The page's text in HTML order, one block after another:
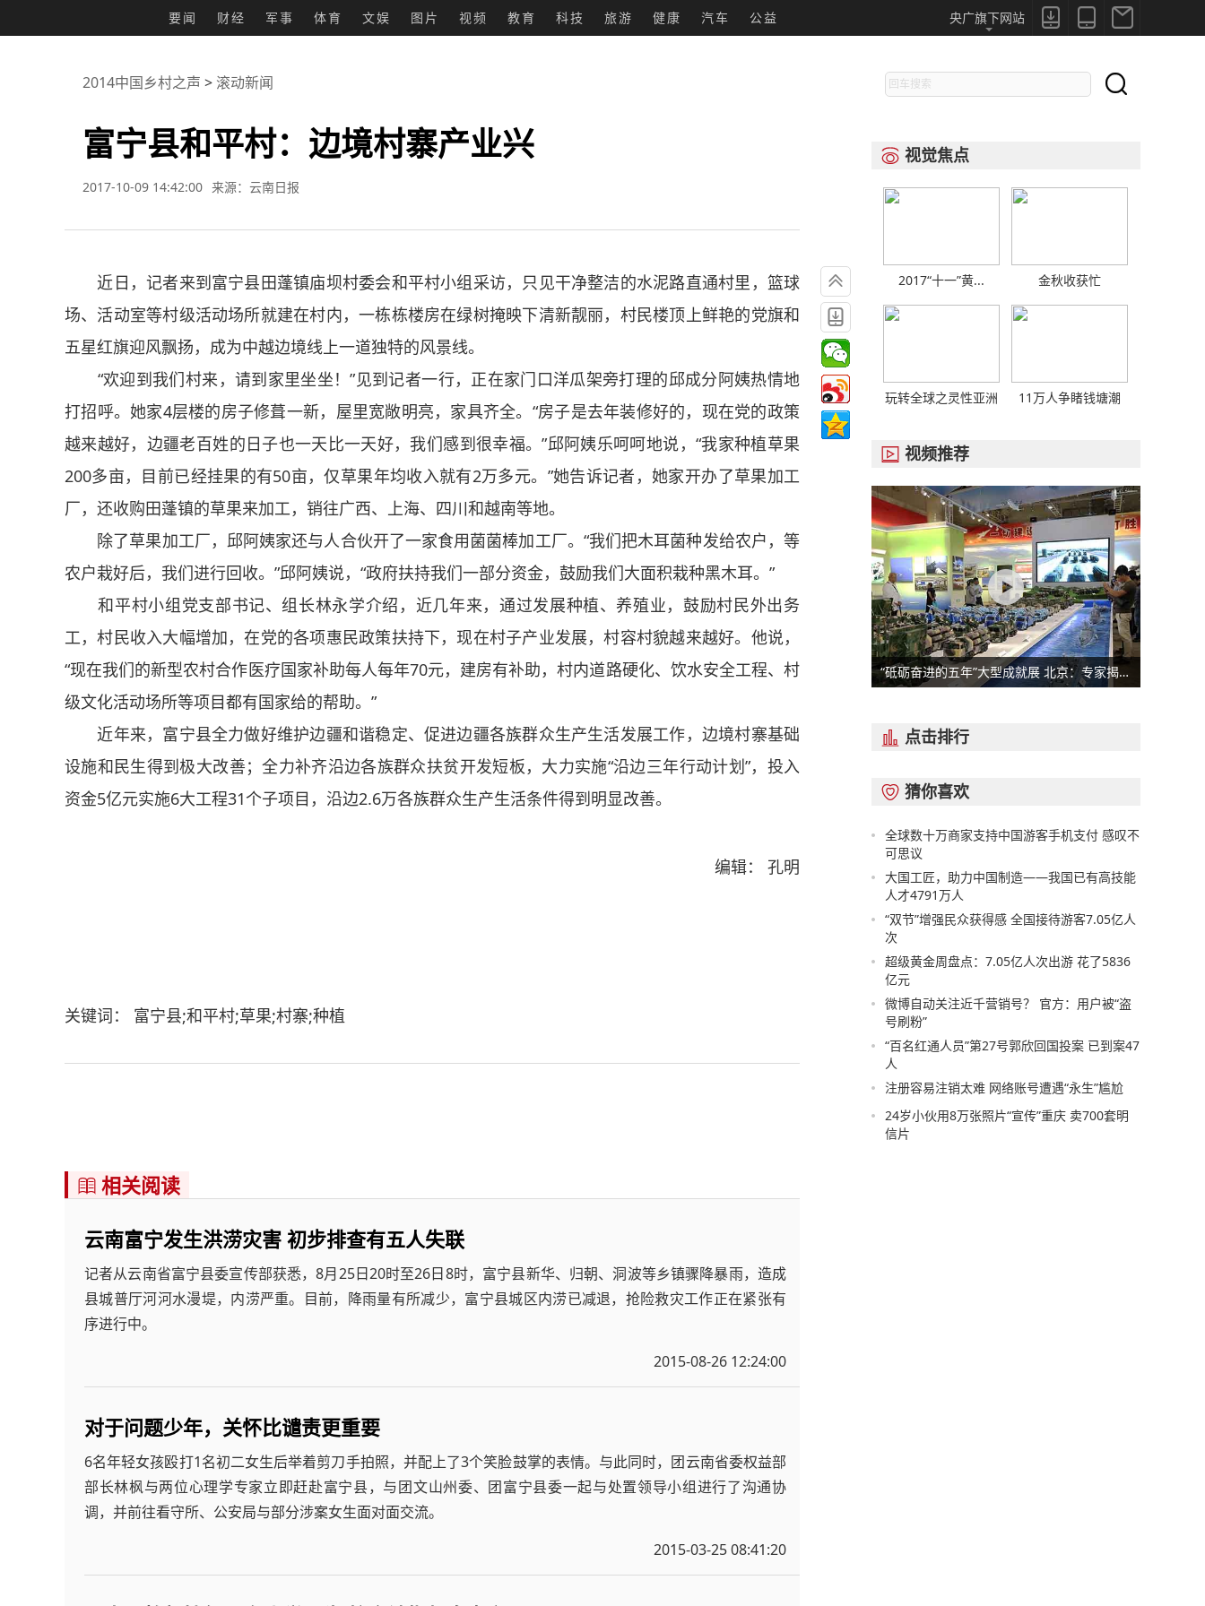
要闻 财经 军事 体育 文娱 图片 视频 教育 科技 旅游 健康 汽车 公益 


央广旗下网站
2014中国乡村之声 > 滚动新闻
富宁县和平村：边境村寨产业兴
2017-10-09 14:42:00 来源：云南日报
近日，记者来到富宁县田蓬镇庙坝村委会和平村小组采访，只见干净整洁的水泥路直通村里，篮球
场、活动室等村级活动场所就建在村内，一栋栋楼房在绿树掩映下清新靓丽，村民楼顶上鲜艳的党旗和
五星红旗迎风飘扬，成为中越边境线上一道独特的风景线。
“欢迎到我们村来，请到家里坐坐！”见到记者一行，正在家门口洋瓜架旁打理的邱成分阿姨热情地
打招呼。她家4层楼的房子修葺一新，屋里宽敞明亮，家具齐全。“房子是去年装修好的，现在党的政策
越来越好，边疆老百姓的日子也一天比一天好，我们感到很幸福。”邱阿姨乐呵呵地说，“我家种植草果
200多亩，目前已经挂果的有50亩，仅草果年均收入就有2万多元。”她告诉记者，她家开办了草果加工
厂，还收购田蓬镇的草果来加工，销往广西、上海、四川和越南等地。
除了草果加工厂，邱阿姨家还与人合伙开了一家食用菌菌棒加工厂。“我们把木耳菌种发给农户，等
农户栽好后，我们进行回收。”邱阿姨说，“政府扶持我们一部分资金，鼓励我们大面积栽种黑木耳。”
和平村小组党支部书记、组长林永学介绍，近几年来，通过发展种植、养殖业，鼓励村民外出务
工，村民收入大幅增加，在党的各项惠民政策扶持下，现在村子产业发展，村容村貌越来越好。他说，
“现在我们的新型农村合作医疗国家补助每人每年70元，建房有补助，村内道路硬化、饮水安全工程、村
级文化活动场所等项目都有国家给的帮助。”
近年来，富宁县全力做好维护边疆和谐稳定、促进边疆各族群众生产生活发展工作，边境村寨基础
设施和民生得到极大改善；全力补齐沿边各族群众扶贫开发短板，大力实施“沿边三年行动计划”，投入
资金5亿元实施6大工程31个子项目，沿边2.6万各族群众生产生活条件得到明显改善。
编辑： 孔明
关键词： 富宁县;和平村;草果;村寨;种植


 相关阅读
云南富宁发生洪涝灾害 初步排查有五人失联
记者从云南省富宁县委宣传部获悉，8月25日20时至26日8时，富宁县新华、归朝、洞波等乡镇骤降暴雨，造成
县城普厅河河水漫堤，内涝严重。目前，降雨量有所减少，富宁县城区内涝已减退，抢险救灾工作正在紧张有
序进行中。
2015-08-26 12:24:00
对于问题少年，关怀比谴责更重要
6名年轻女孩殴打1名初二女生后举着剪刀手拍照，并配上了3个笑脸鼓掌的表情。与此同时，团云南省委权益部
部长林枫与两位心理学专家立即赶赴富宁县，与团文山州委、团富宁县委一起与处置领导小组进行了沟通协
调，并前往看守所、公安局与部分涉案女生面对面交流。
2015-03-25 08:41:20

 视觉焦点
2017“十一”黄... 金秋收获忙
玩转全球之灵性亚洲 11万人争睹钱塘潮
 视频推荐
“砥砺奋进的五年”大型成就展 北京：专家揭秘最新军事装备
 点击排行
 猜你喜欢
全球数十万商家支持中国游客手机支付 感叹不
可思议
大国工匠，助力中国制造——我国已有高技能
人才4791万人
“双节”增强民众获得感 全国接待游客7.05亿人
次
超级黄金周盘点：7.05亿人次出游 花了5836
亿元
微博自动关注近千营销号？ 官方：用户被“盗
号刷粉”
“百名红通人员”第27号郭欣回国投案 已到案47
人
注册容易注销太难 网络账号遭遇“永生”尴尬
24岁小伙用8万张照片“宣传”重庆 卖700套明
信片